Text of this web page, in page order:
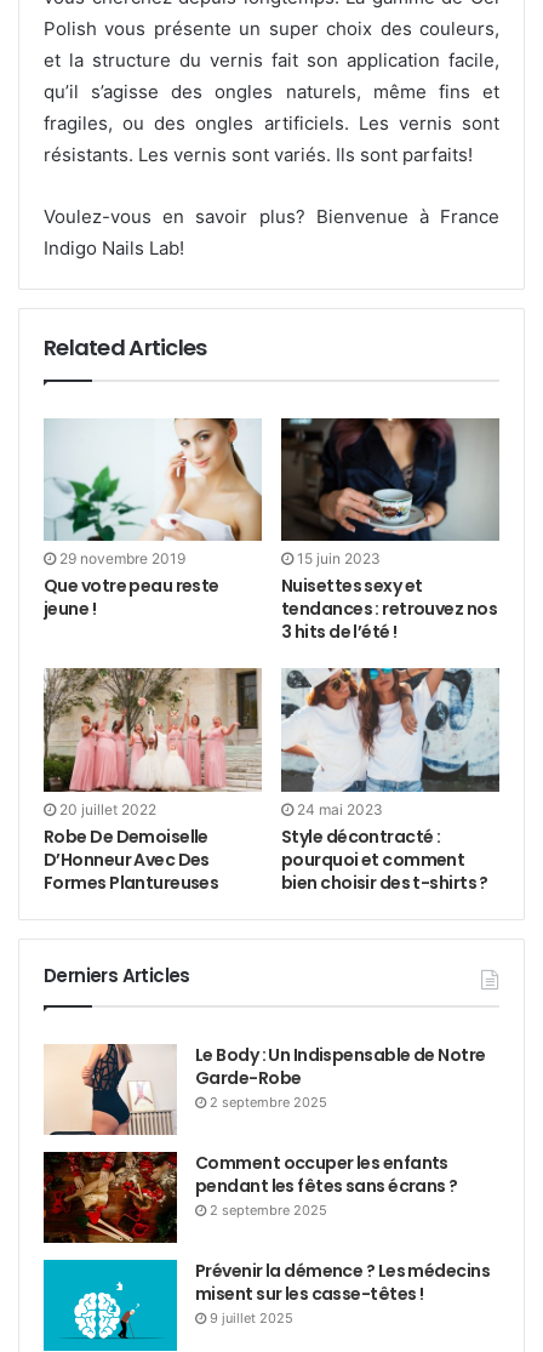
Polish vous présente un super choix des couleurs,
et la structure du vernis fait son application facile,
qu’il s’agisse des ongles naturels, même fins et
fragiles, ou des ongles artificiels. Les vernis sont
résistants. Les vernis sont variés. Ils sont parfaits!
Voulez-vous en savoir plus? Bienvenue à France
Indigo Nails Lab!
Related Articles
29 novembre 2019
Que votre peau reste
jeune !
15 juin 2023
Nuisettes sexy et
tendances : retrouvez nos
3 hits de l’été !
20 juillet 2022
Robe De Demoiselle
D’Honneur Avec Des
Formes Plantureuses
24 mai 2023
Style décontracté :
pourquoi et comment
bien choisir des t-shirts ?
Derniers Articles
Le Body : Un Indispensable de Notre
Garde-Robe
2 septembre 2025
Comment occuper les enfants
pendant les fêtes sans écrans ?
2 septembre 2025
Prévenir la démence ? Les médecins
misent sur les casse-têtes !
9 juillet 2025